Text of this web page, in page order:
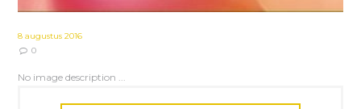
8 augustus 2016
0
No image description ...